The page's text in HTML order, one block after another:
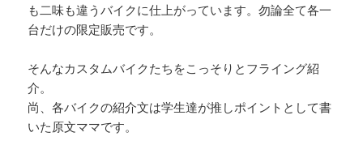
も二味も違うバイクに仕上がっています。勿論全て各一
台だけの限定販売です。
そんなカスタムバイクたちをこっそりとフライング紹
介。
尚、各バイクの紹介文は学生達が推しポイントとして書
いた原文ママです。